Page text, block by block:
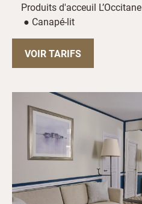
Produits d'acceuil
● Canapé-lit
VOIR TARIFS